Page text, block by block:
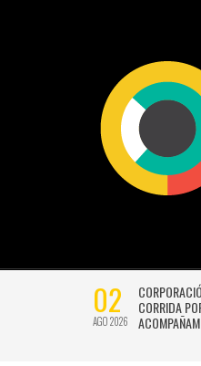
02
AGO 2026
CORRIDA